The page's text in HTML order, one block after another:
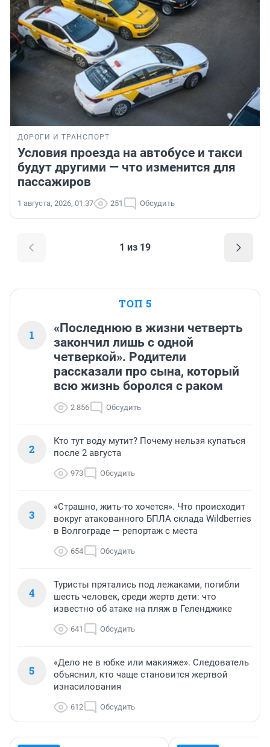
ДОРОГИ И ТРАНСПОРТ
Условия проезда на автобусе и такси
будут другими — что изменится для
пассажиров
1 августа, 2026, 01:37 251 Обсудить
1 из 19
ТОП 5
1
«Последнюю в жизни четверть
закончил лишь с одной
четверкой». Родители
рассказали про сына, который
всю жизнь боролся с раком
2 856 Обсудить
2
Кто тут воду мутит? Почему нельзя купаться
после 2 августа
973 Обсудить
3
«Страшно, жить-то хочется». Что происходит
вокруг атакованного БПЛА склада Wildberries
в Волгограде — репортаж с места
654 Обсудить
4
Туристы прятались под лежаками, погибли
шесть человек, среди жертв дети: что
известно об атаке на пляж в Геленджике
641 Обсудить
5
«Дело не в юбке или макияже». Следователь
объяснил, кто чаще становится жертвой
изнасилования
612 Обсудить